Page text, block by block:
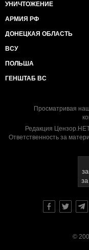
УНИЧТОЖЕНИЕ
АРМИЯ РФ
ДОНЕЦКАЯ ОБЛАСТЬ
ВСУ
ПОЛЬША
ГЕНШТАБ ВС
Просматривая
Редакция
Ответственность за
©